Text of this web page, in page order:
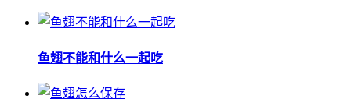
鱼翅不能和什么一起吃